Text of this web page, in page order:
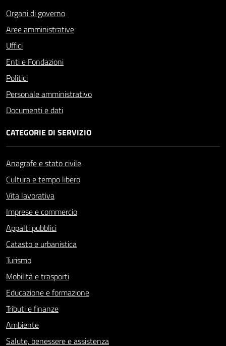
Organi di governo
Aree amministrative
Uffici
Enti e Fondazioni
Politici
Personale amministrativo
Documenti e dati
CATEGORIE DI SERVIZIO
Anagrafe e stato civile
Cultura e tempo libero
Vita lavorativa
Imprese e commercio
Appalti pubblici
Catasto e urbanistica
Turismo
Mobilità e trasporti
Educazione e formazione
Tributi e finanze
Ambiente
Salute, benessere e assistenza